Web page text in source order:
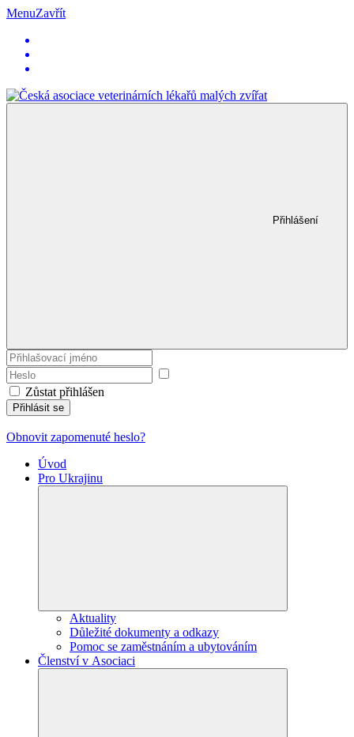
MenuZavřít
Přihlášení
Zůstat přihlášen
Přihlásit se
Obnovit zapomenuté heslo?
Úvod
Pro Ukrajinu
Aktuality
Důležité dokumenty a odkazy
Pomoc se zaměstnáním a ubytováním
Členství v Asociaci